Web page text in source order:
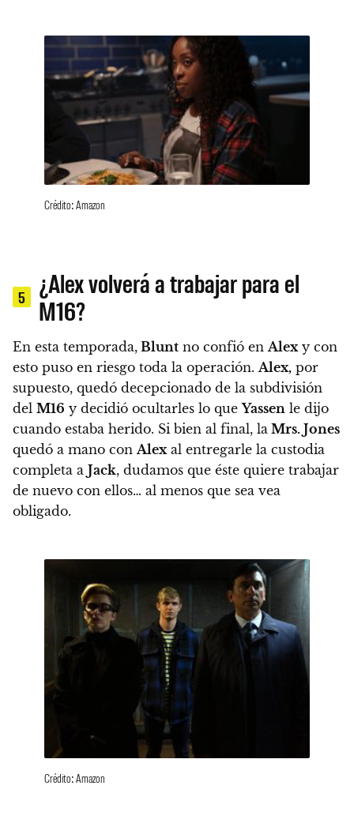
Crédito: Amazon
5
¿Alex volverá a trabajar para el
M16?
En esta temporada, Blunt no confió en Alex y con
esto puso en riesgo toda la operación. Alex, por
supuesto, quedó decepcionado de la subdivisión
del M16 y decidió ocultarles lo queYassen le dijo
cuando estaba herido. Si bien al final, la Mrs. Jones
quedó a mano con Alex al entregarle la custodia
completa a Jack, dudamos que éste quiere trabajar
de nuevo con ellos… al menos que sea vea
obligado.
Crédito: Amazon